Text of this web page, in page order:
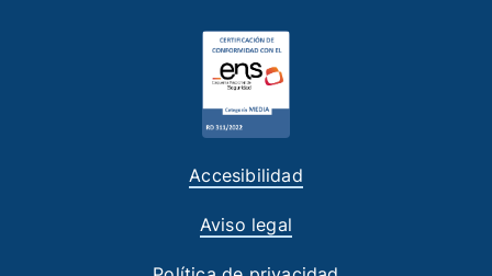
Accesibilidad
Aviso legal